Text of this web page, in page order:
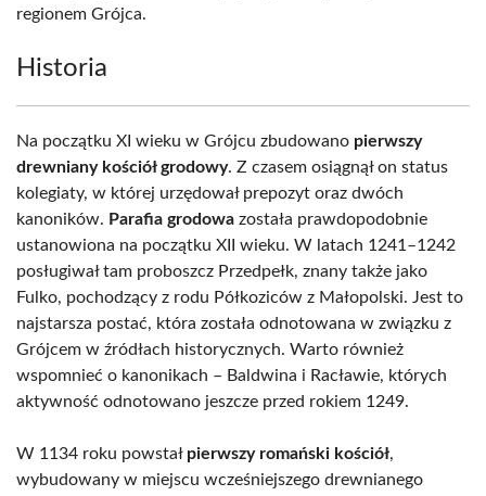
regionem Grójca.
Historia
Na początku XI wieku w Grójcu zbudowano pierwszy
drewniany kościół grodowy. Z czasem osiągnął on status
kolegiaty, w której urzędował prepozyt oraz dwóch
kanoników. Parafia grodowa została prawdopodobnie
ustanowiona na początku XII wieku. W latach 1241–1242
posługiwał tam proboszcz Przedpełk, znany także jako
Fulko, pochodzący z rodu Półkoziców z Małopolski. Jest to
najstarsza postać, która została odnotowana w związku z
Grójcem w źródłach historycznych. Warto również
wspomnieć o kanonikach – Baldwina i Racławie, których
aktywność odnotowano jeszcze przed rokiem 1249.
W 1134 roku powstał pierwszy romański kościół,
wybudowany w miejscu wcześniejszego drewnianego